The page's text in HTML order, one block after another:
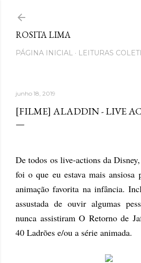
Pular para
ROSITA LIMA
PÁGINA INICIAL LEITURAS
junho 18, 2019
[FILME] ALADDIN - LIVE
De todos os live-actions da
foi o que eu estava mais ansiosa
animação favorita na infância.
assustada de ouvir algumas
nunca assistiram O Retorno de
40 Ladrões e/ou a série animada.